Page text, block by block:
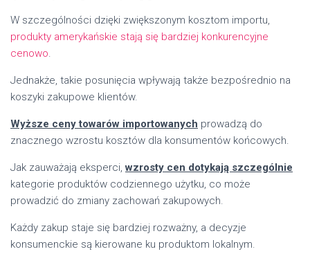
W szczególności dzięki zwiększonym kosztom importu,
produkty amerykańskie stają się bardziej konkurencyjne
cenowo.
Jednakże, takie posunięcia wpływają także bezpośrednio na
koszyki zakupowe klientów.
Wyższe ceny towarów importowanych prowadzą do
znacznego wzrostu kosztów dla konsumentów końcowych.
Jak zauważają eksperci,wzrosty cen dotykają szczególnie
kategorie produktów codziennego użytku, co może
prowadzić do zmiany zachowań zakupowych.
Każdy zakup staje się bardziej rozważny, a decyzje
konsumenckie są kierowane ku produktom lokalnym.